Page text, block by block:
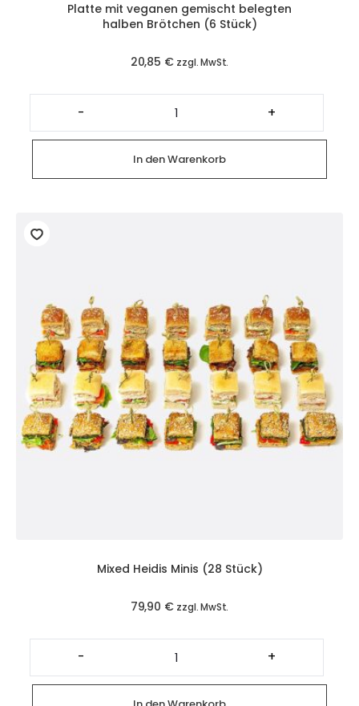
Platte mit veganen gemischt belegten
halben Brötchen (6 Stück)
20,85 € zzgl. MwSt.
-
Platte
mit
veganen
gemischt
belegten
halben
Brötchen
(6
+
In den Warenkorb
Mixed Heidis Minis (28 Stück)
79,90 € zzgl. MwSt.
-
Mixed
Heidis
Minis
(28
Stück)
Menge
+